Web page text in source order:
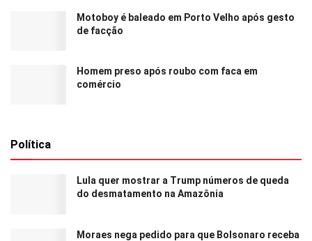
Motoboy é baleado em Porto Velho após gesto
de facção
Homem preso após roubo com faca em
comércio
Política
Lula quer mostrar a Trump números de queda
do desmatamento na Amazônia
Moraes nega pedido para que Bolsonaro receba